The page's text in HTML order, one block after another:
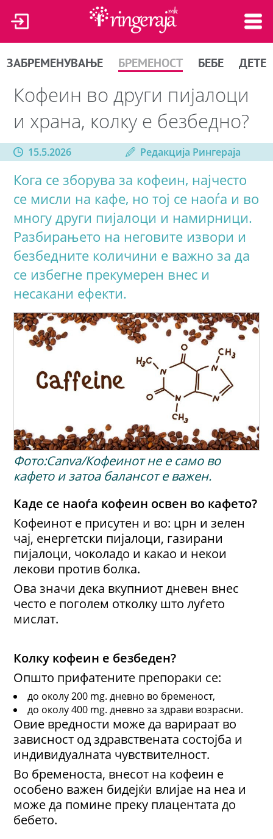
ЗАБРЕМЕНУВАЊЕ БРЕМЕНОСТ БЕБЕ ДЕТЕ
Кофеин во други пијалоци
и храна, колку е безбедно?
15.5.2026 Редакција Рингераја
Кога се зборува за кофеин, најчесто
се мисли на кафе, но тој се наоѓа и во
многу други пијалоци и намирници.
Разбирањето на неговите извори и
безбедните количини е важно за да
се избегне прекумерен внес и
несакани ефекти.
Фото:Canva/Кофеинот не е само во
кафето и затоа балансот е важен.
Каде се наоѓа кофеин освен во кафето?
Кофеинот е присутен и во: црн и зелен
чај, енергетски пијалоци, газирани
пијалоци, чоколадо и какао и некои
лекови против болка.
Ова значи дека вкупниот дневен внес
често е поголем отколку што луѓето
мислат.
Колку кофеин е безбеден?
Општо прифатените препораки се:
до околу 200 mg. дневно во бременост,
до околу 400 mg. дневно за здрави возрасни.
Овие вредности може да варираат во
зависност од здравствената состојба и
индивидуалната чувствителност.
Во бременоста, внесот на кофеин е
особено важен бидејќи влијае на неа и
може да помине преку плацентата до
бебето.